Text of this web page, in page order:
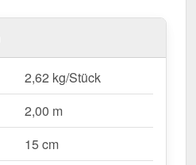
einerMaterialstärke von
hohe Stabilität. Die
Dank der
in
8017)bleibt das Material
2,62 kg/Stück
2,00 m
15 cm